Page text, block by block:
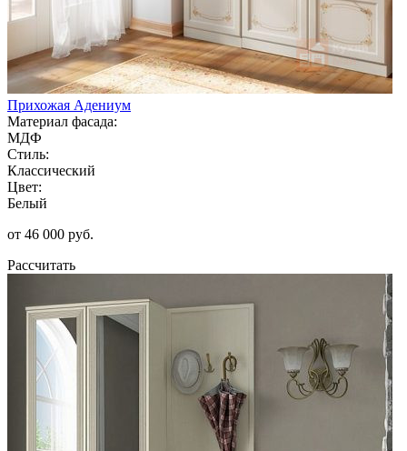
Прихожая Адениум
Материал фасада:
МДФ
Стиль:
Классический
Цвет:
Белый
от 46 000 руб.
Рассчитать